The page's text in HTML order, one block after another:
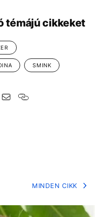
témájú cikkeket
SMINK
MINDEN CIKK